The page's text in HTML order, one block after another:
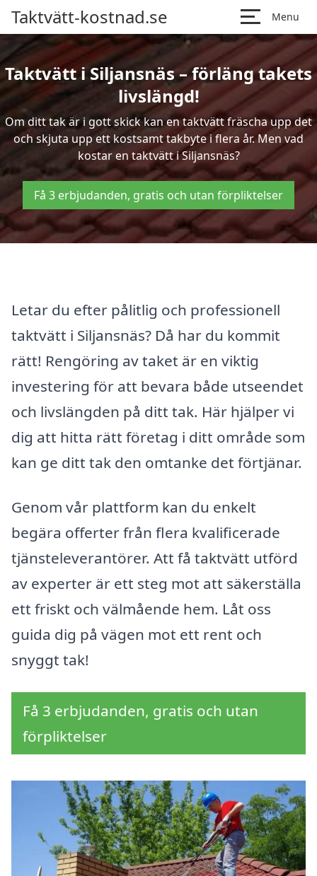
Taktvätt-kostnad.se Menu
Taktvätt i Siljansnäs – förläng takets
livslängd!
Om ditt tak är i gott skick kan en taktvätt fräscha upp det
och skjuta upp ett kostsamt takbyte i flera år. Men vad
kostar en taktvätt i Siljansnäs?
Få 3 erbjudanden, gratis och utan förpliktelser
Letar du efter pålitlig och professionell
taktvätt i Siljansnäs? Då har du kommit
rätt! Rengöring av taket är en viktig
investering för att bevara både utseendet
och livslängden på ditt tak. Här hjälper vi
dig att hitta rätt företag i ditt område som
kan ge ditt tak den omtanke det förtjänar.
Genom vår plattform kan du enkelt
begära offerter från flera kvalificerade
tjänsteleverantörer. Att få taktvätt utförd
av experter är ett steg mot att säkerställa
ett friskt och välmående hem. Låt oss
guida dig på vägen mot ett rent och
snyggt tak!
Få 3 erbjudanden, gratis och utan
förpliktelser